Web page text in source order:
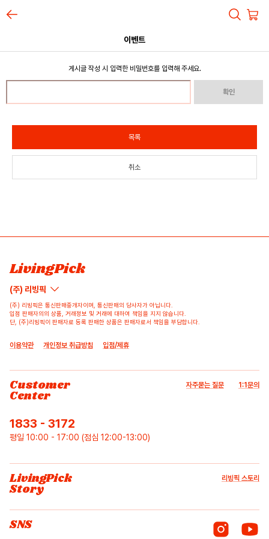
이벤트
게시글 작성 시 입력한 비밀번호를 입력해 주세요.
확인
목록
취소
LivingPick
(주) 리빙픽
(주) 리빙픽은 통신판매중개자이며, 통신판매의 당사자가 아닙니다.
입점 판매자의의 상품, 거래정보 및 거래에 대하여 책임을 지지 않습니다.
단, (주)리빙픽이 판매자로 등록 판매한 상품은 판매자로서 책임을 부담합니다.
이용약관 개인정보 취급방침 입점/제휴
Customer
Center
자주묻는 질문 1:1문의
1833 - 3172
평일 10:00 - 17:00 (점심 12:00-13:00)
LivingPick
Story
리빙픽 스토리
SNS